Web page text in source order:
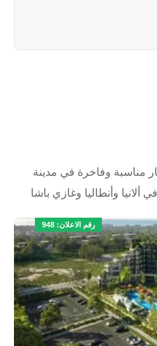
مناسبة وفاخرة في مدينة
ألانيا وأنطاليا وغازي باشا
رقم الاعلان: 948